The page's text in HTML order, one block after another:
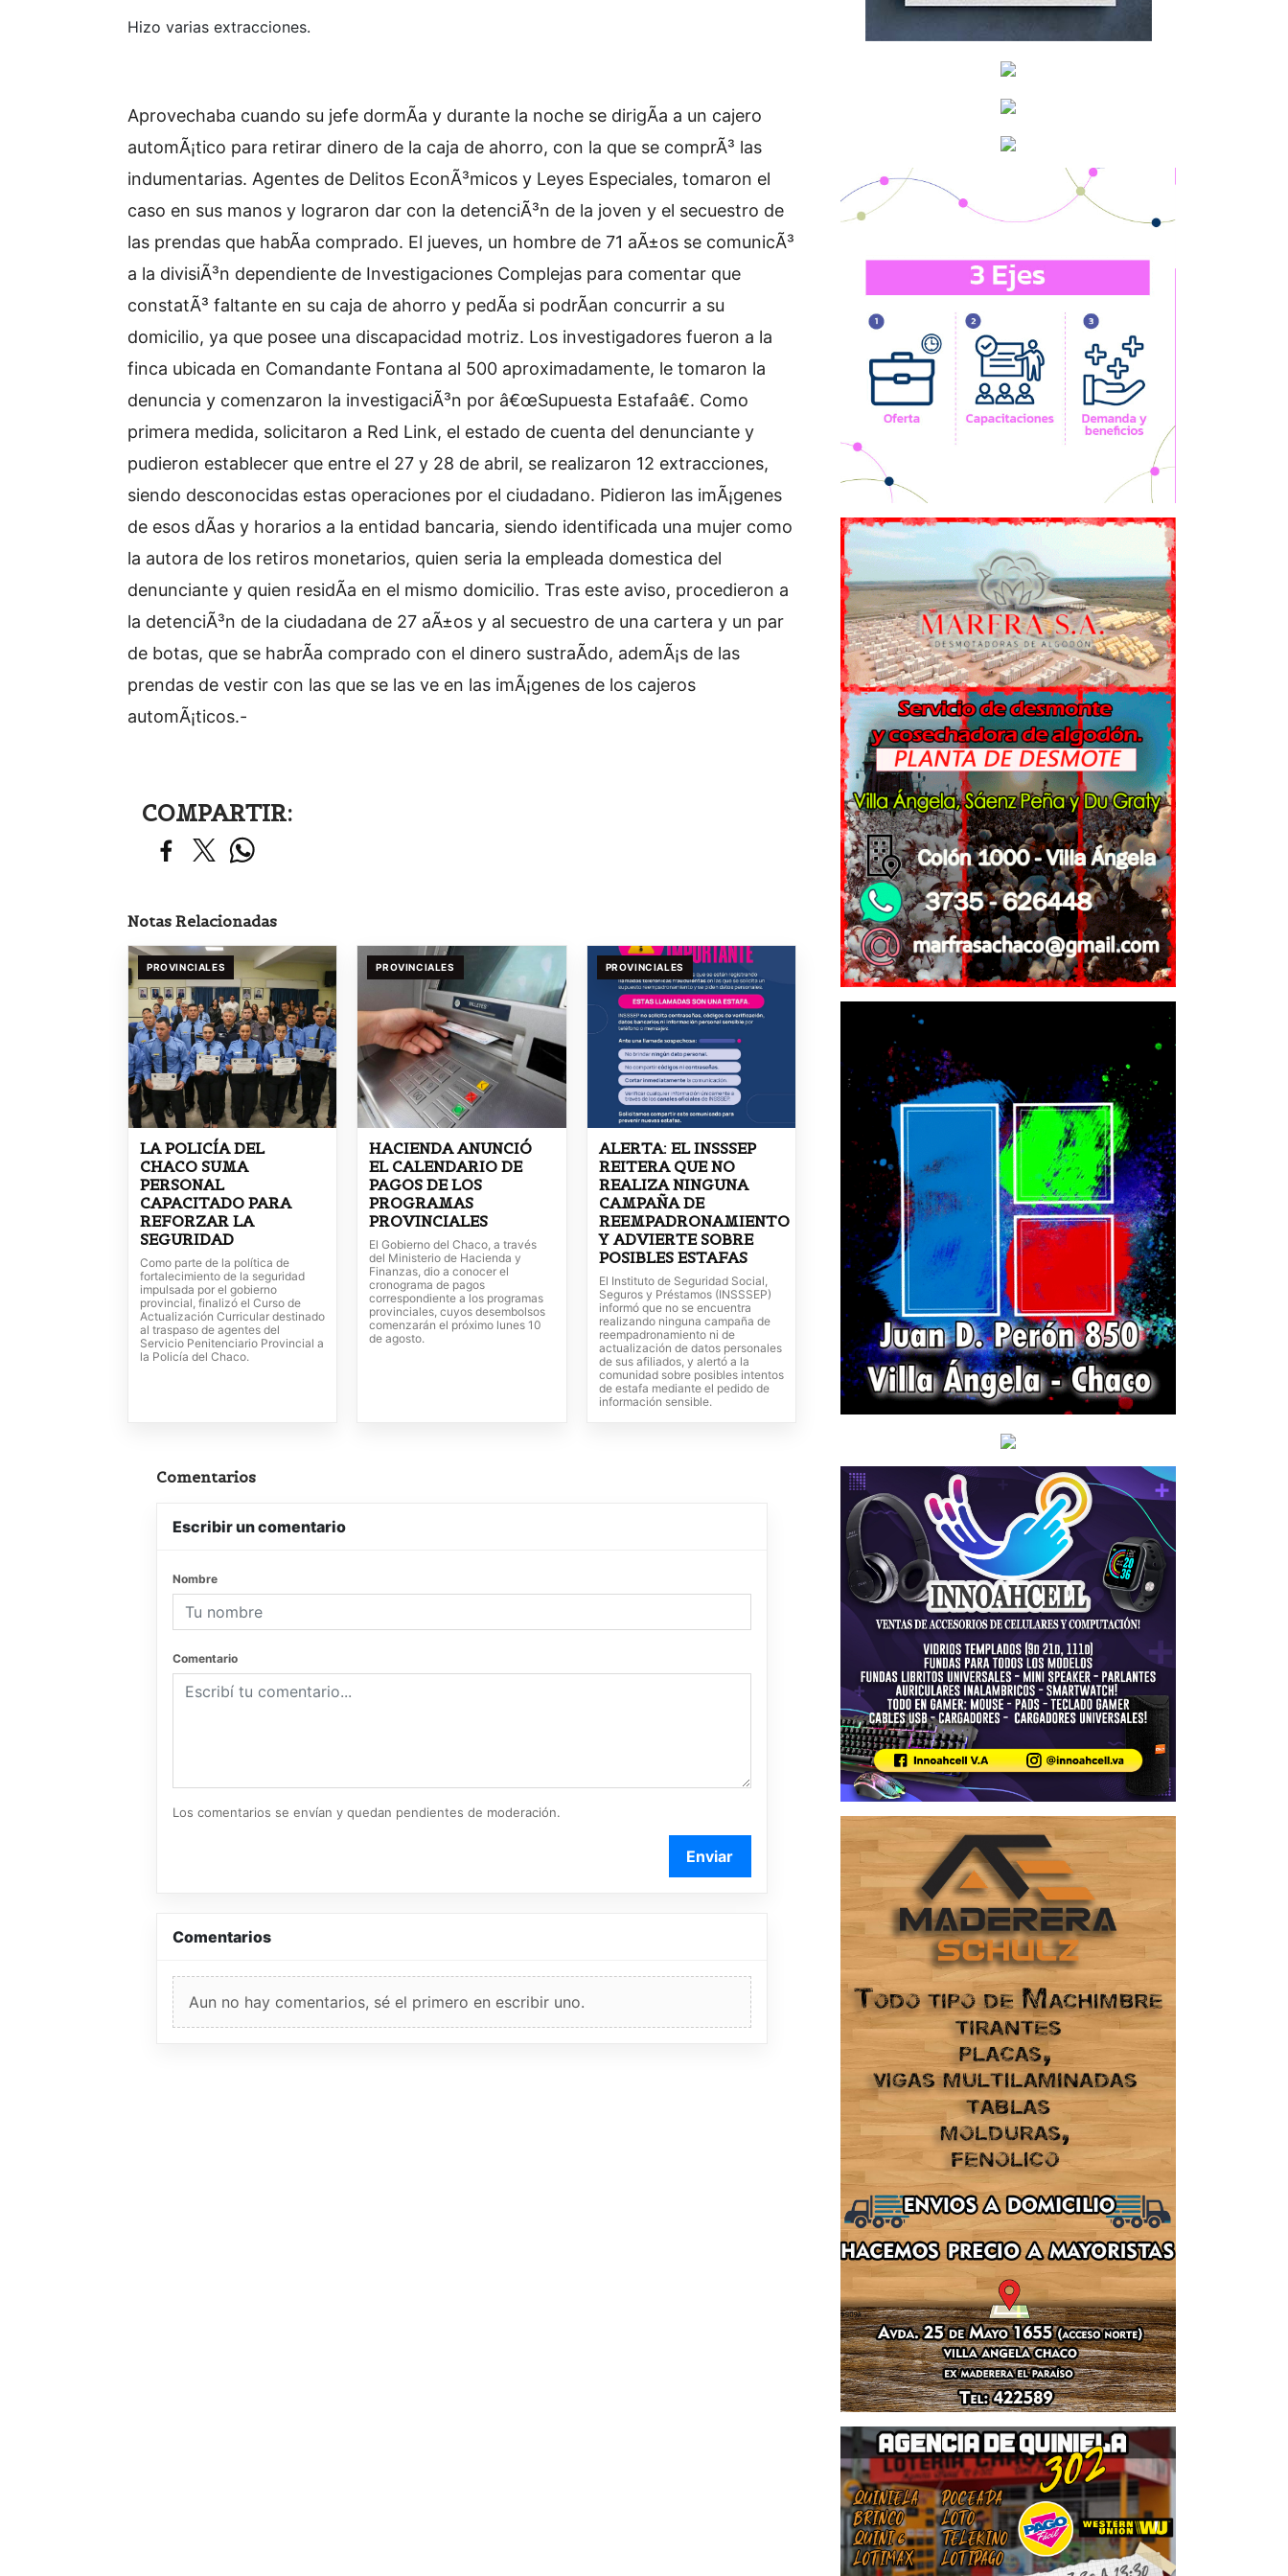
Hizo varias extracciones.
Aprovechaba cuando su jefe dormÃ­a y durante la noche se dirigÃ­a a un cajero
automÃ¡tico para retirar dinero de la caja de ahorro, con la que se comprÃ³ las
indumentarias. Agentes de Delitos EconÃ³micos y Leyes Especiales, tomaron el
caso en sus manos y lograron dar con la detenciÃ³n de la joven y el secuestro de
las prendas que habÃ­a comprado. El jueves, un hombre de 71 aÃ±os se comunicÃ³
a la divisiÃ³n dependiente de Investigaciones Complejas para comentar que
constatÃ³ faltante en su caja de ahorro y pedÃ­a si podrÃ­an concurrir a su
domicilio, ya que posee una discapacidad motriz. Los investigadores fueron a la
finca ubicada en Comandante Fontana al 500 aproximadamente, le tomaron la
denuncia y comenzaron la investigaciÃ³n por â€œSupuesta Estafaâ€. Como
primera medida, solicitaron a Red Link, el estado de cuenta del denunciante y
pudieron establecer que entre el 27 y 28 de abril, se realizaron 12 extracciones,
siendo desconocidas estas operaciones por el ciudadano. Pidieron las imÃ¡genes
de esos dÃ­as y horarios a la entidad bancaria, siendo identificada una mujer como
la autora de los retiros monetarios, quien seria la empleada domestica del
denunciante y quien residÃ­a en el mismo domicilio. Tras este aviso, procedieron a
la detenciÃ³n de la ciudadana de 27 aÃ±os y al secuestro de una cartera y un par
de botas, que se habrÃ­a comprado con el dinero sustraÃ­do, ademÃ¡s de las
prendas de vestir con las que se las ve en las imÃ¡genes de los cajeros
automÃ¡ticos.-
COMPARTIR:
Notas Relacionadas
PROVINCIALES
LA POLICÍA DEL
CHACO SUMA
PERSONAL
CAPACITADO PARA
REFORZAR LA
SEGURIDAD
Como parte de la política de
fortalecimiento de la seguridad
impulsada por el gobierno
provincial, finalizó el Curso de
Actualización Curricular destinado
al traspaso de agentes del
Servicio Penitenciario Provincial a
la Policía del Chaco.
PROVINCIALES
HACIENDA ANUNCIÓ
EL CALENDARIO DE
PAGOS DE LOS
PROGRAMAS
PROVINCIALES
El Gobierno del Chaco, a través
del Ministerio de Hacienda y
Finanzas, dio a conocer el
cronograma de pagos
correspondiente a los programas
provinciales, cuyos desembolsos
comenzarán el próximo lunes 10
de agosto.
PROVINCIALES
ALERTA: EL INSSSEP
REITERA QUE NO
REALIZA NINGUNA
CAMPAÑA DE
REEMPADRONAMIENTO
Y ADVIERTE SOBRE
POSIBLES ESTAFAS
El Instituto de Seguridad Social,
Seguros y Préstamos (INSSSEP)
informó que no se encuentra
realizando ninguna campaña de
reempadronamiento ni de
actualización de datos personales
de sus afiliados, y alertó a la
comunidad sobre posibles intentos
de estafa mediante el pedido de
información sensible.
Comentarios
Escribir un comentario
Nombre
Comentario
Los comentarios se envían y quedan pendientes de moderación.
Enviar
Comentarios
Aun no hay comentarios, sé el primero en escribir uno.